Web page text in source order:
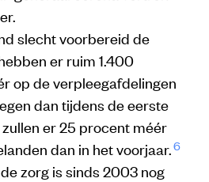
slecht voorbereid de
er ruim 1.400
op de verpleegafdelingen
dan tijdens de eerste
er 25 procent méér
dan in het voorjaar.6
zorg is sinds 2003 nog